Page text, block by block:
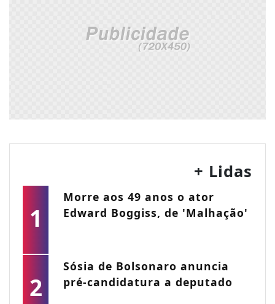
+ Lidas
1
Morre aos 49 anos o ator
Edward Boggiss, de 'Malhação'
2
Sósia de Bolsonaro anuncia
pré-candidatura a deputado